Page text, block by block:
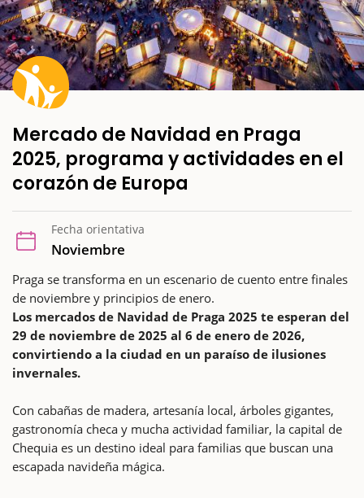
Mercado de Navidad en Praga
2025, programa y actividades en el
corazón de Europa
Fecha orientativa
Noviembre
Praga se transforma en un escenario de cuento entre finales
de noviembre y principios de enero.
Los mercados de Navidad de Praga 2025 te esperan del
29 de noviembre de 2025 al 6 de enero de 2026,
convirtiendo a la ciudad en un paraíso de ilusiones
invernales.
Con cabañas de madera, artesanía local, árboles gigantes,
gastronomía checa y mucha actividad familiar, la capital de
Chequia es un destino ideal para familias que buscan una
escapada navideña mágica.